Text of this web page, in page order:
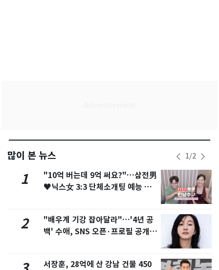
많이 본 뉴스 1/2
1
"10억 버는데 9억 써요?"…삼전男
♥닉스女 3:3 단체소개팅 예능 화
2
"배우계 기강 잡아달라"…'4년 공
백' 수애, SNS 오픈·프로필 공개
서장훈, 28억에 산 강남 건물 450